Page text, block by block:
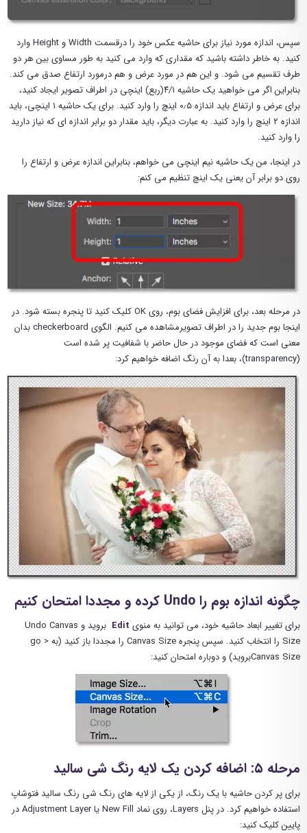
سپس، اندازه مورد نیاز برای حاشیه عکس خود را درقسمت Width و Height وارد
کنید. به خاطر داشته باشید که مقداری که وارد می کنید به طور مساوی بین هر دو
طرف تقسیم می شود. و این هم در مورد عرض و هم درمورد ارتفاع صدق می کند.
بنابراین اگر می خواهید یک حاشیه ۴/۱(ربع) اینچی در اطراف تصویر ایجاد کنید،
برای عرض و ارتفاع باید اندازه ۰٫۵ اینچ را وارد کنید. برای یک حاشیه ۱ اینچی، باید
اندازه ۲ اینچ را وارد کنید. به عبارت دیگر، باید مقدار دو برابر اندازه ای که نیاز دارید
را وارد کنید.
در اینجا، من یک حاشیه نیم اینچی می خواهم، بنابراین اندازه عرض و ارتفاع را
روی دو برابر آن یعنی یک اینچ تنظیم می کنم:
در مرحله بعد، برای افزایش فضای بوم، روی OK کلیک کنید تا پنجره بسته شود. در
اینجا بوم جدید را در اطراف تصویرمشاهده می کنیم. الگوی checkerboard بدان
معنی است که فضای موجود در حال حاضر با شفافیت پر شده است
(transparency)، بعدا به آن رنگ اضافه خواهیم کرد:
چگونه اندازه بوم را Undo کرده و مجددا امتحان کنیم
برای تغییر ابعاد حاشیه خود، می توانید به منوی Edit
بروید و Undo Canvas
Size را انتخاب کنید. سپس پنجره Canvas Size را مجددا باز کنید (به go >
Canvas Sizeبروید) و دوباره امتحان کنید:
مرحله ۵: اضافه کردن یک لایه رنگ شی سالید
برای پر کردن حاشیه با یک رنگ، از یکی از لایه های رنگ شی رنگ سالید فتوشاپ
استفاده خواهیم کرد. در پنل Layers، روی نماد New Fill یا Adjustment Layer در
پایین کلیک کنید: